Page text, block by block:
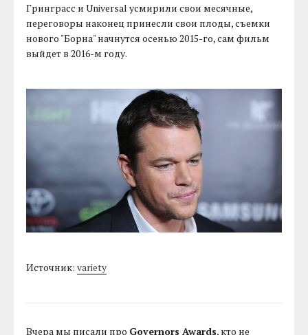
Гринграсс и Universal усмирили свои месячные,
переговоры наконец принесли свои плоды, съемки
нового "Борна" начнутся осенью 2015-го, сам фильм
выйдет в 2016-м году.
Источник:variety
Вчера мы писали про Governors Awards, кто не